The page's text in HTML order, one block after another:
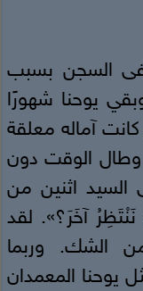
فى السجن بسبب
يوحنا شهورًا
آماله معلقة
وطال الوقت دون
السيد اثنين من
آخَرَ؟». لقد
الشك. وربما
المعمدان